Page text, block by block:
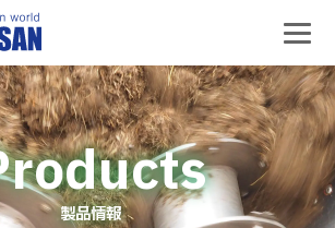
製品情報